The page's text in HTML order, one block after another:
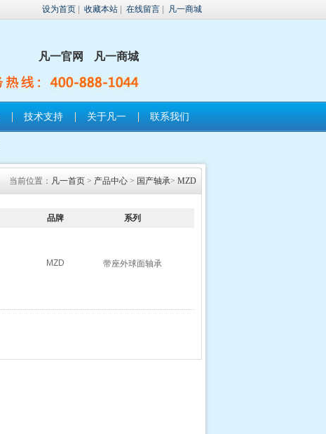
设为首页 收藏本站 在线留言 凡一商城
凡一官网 凡一商城
技术支持 关于凡一 联系我们
当前位置： 凡一首页 > 产品中心 > 国产轴承> MZD
品牌 系列
MZD 带座外球面轴承